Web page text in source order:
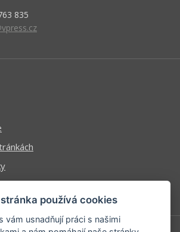
835
používá cookies
vám usnadňují práci s našimi